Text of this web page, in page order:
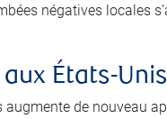
négatives locales
États-
de nouveau